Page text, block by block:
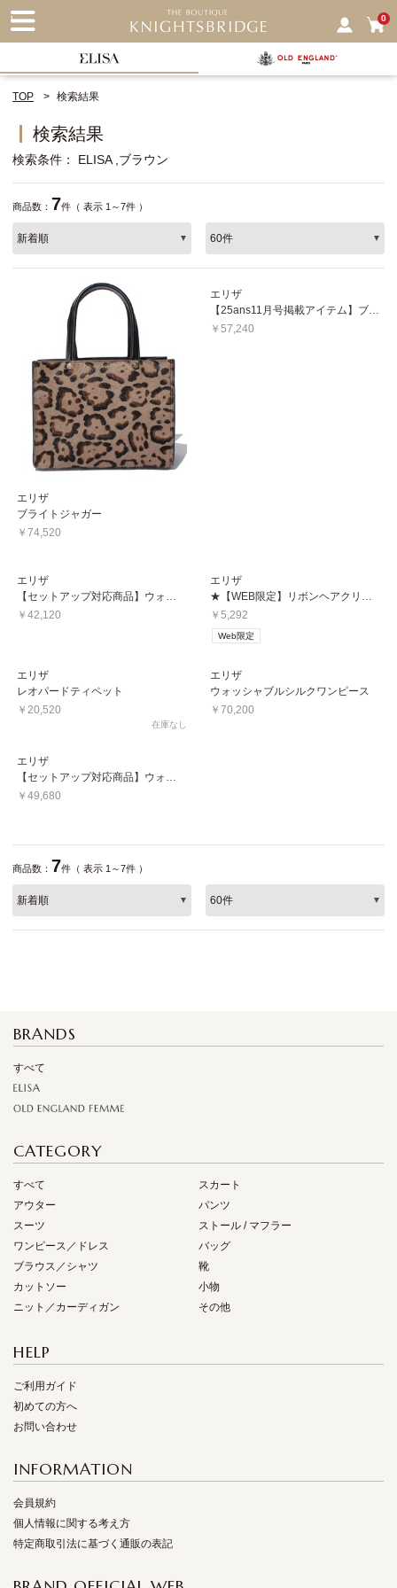
0
TOP 検索結果
検索結果
検索条件 ELISA ブラウン
商品数： 7件（ 表示 1～7件 ）
エリザ
ブライトジャガー
￥74,520
エリザ
￥57,240
エリザ
￥42,120
エリザ
￥5,292
Web限定
エリザ
レオパードティペット
￥20,520
在庫なし
エリザ
ウォッシャブルシルクワンピース
￥70,200
エリザ
￥49,680
商品数： 7件（ 表示 1～7件 ）
BRANDS
すべて
CATEGORY
すべて
アウター
スーツ
ワンピース／ドレス
ブラウス／シャツ
カットソー
ニット／カーディガン
スカート
パンツ
ストール / マフラー
バッグ
靴
小物
その他
HELP
ご利用ガイド
初めての方へ
お問い合わせ
INFORMATION
会員規約
個人情報に関する考え方
特定商取引法に基づく通販の表記